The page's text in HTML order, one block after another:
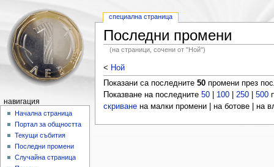
Последни промени
(на страници, сочени от "Ной")
< Ной
Показани са последните 50промени през
Показване на последните 50| 100| 250| 500
скриванена малки промени | на ботове | на
специална страница
навигация
Начална страница
Портал за общността
Текущи събития
Последни промени
Случайна страница